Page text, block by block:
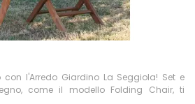
con l'Arredo Giardino La Seggiola! Set e
come il modello Folding Chair, ti